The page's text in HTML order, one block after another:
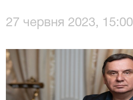
27 червня 2023, 15:00